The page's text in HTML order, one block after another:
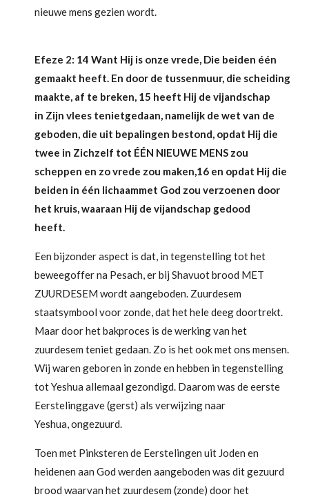
nieuwe mens gezien wordt.
Efeze 2: 14 Want Hij is onze vrede, Die beiden één
gemaakt heeft. En door de tussenmuur, die scheiding
maakte, af te breken, 15 heeft Hij de vijandschap
in Zijn vlees tenietgedaan, namelijk de wet van de
geboden, die uit bepalingen bestond, opdat Hij die
twee in Zichzelf tot ÉÉN NIEUWE MENS zou
scheppen en zo vrede zou maken,16 en opdat Hij die
beiden in één lichaammet God zou verzoenen door
het kruis, waaraan Hij de vijandschap gedood
heeft.
Een bijzonder aspect is dat, in tegenstelling tot het
beweegoffer na Pesach, er bij Shavuot brood MET
ZUURDESEM wordt aangeboden. Zuurdesem
staatsymbool voor zonde, dat het hele deeg doortrekt.
Maar door het bakproces is de werking van het
zuurdesem teniet gedaan. Zo is het ook met ons mensen.
Wij waren geboren in zonde en hebben in tegenstelling
tot Yeshua allemaal gezondigd. Daarom was de eerste
Eerstelinggave (gerst) als verwijzing naar
Yeshua, ongezuurd.
Toen met Pinksteren de Eerstelingen uit Joden en
heidenen aan God werden aangeboden was dit gezuurd
brood waarvan het zuurdesem (zonde) door het